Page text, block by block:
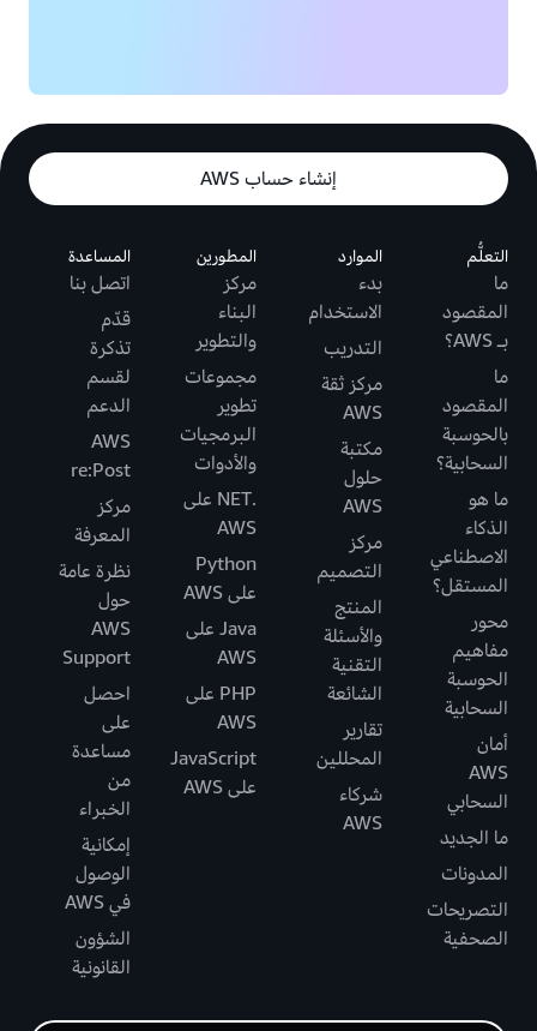
إنشاء حساب AWS
التعلُّم
ما
المقصود
بـ AWS؟
ما
المقصود
بالحوسبة
السحابية؟
ما هو
الذكاء
الاصطناعي
المستقل؟
محور
مفاهيم
الحوسبة
السحابية
أمان
AWS
السحابي
ما الجديد
المدونات
التصريحات
الصحفية
الموارد
بدء
الاستخدام
التدريب
مركز ثقة
AWS
مكتبة
حلول
AWS
مركز
التصميم
المنتج
والأسئلة
التقنية
الشائعة
تقارير
المحللين
شركاء
AWS
المطورين
مركز
البناء
والتطوير
مجموعات
تطوير
البرمجيات
والأدوات
.NET على
AWS
Python
على AWS
Java على
AWS
PHP على
AWS
JavaScript
على AWS
المساعدة
اتصل بنا
قدّم
تذكرة
لقسم
الدعم
AWS
re:Post
مركز
المعرفة
نظرة عامة
حول
AWS
Support
احصل
على
مساعدة
من
الخبراء
إمكانية
الوصول
في AWS
الشؤون
القانونية